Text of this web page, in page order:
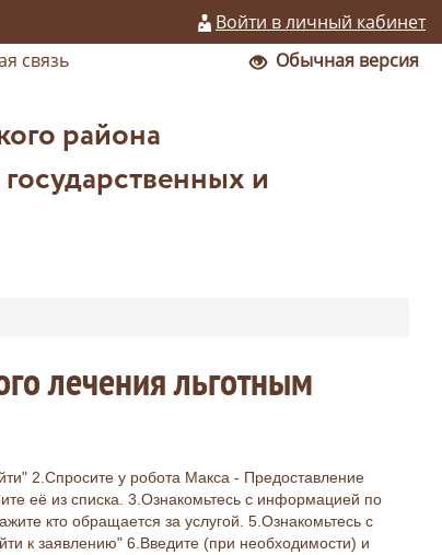
Войти в личный кабинет
связь Обычная версия
района
и
лечения льготным
2.Спросите у робота Макса - Предоставление
её из списка. 3.Ознакомьтесь с информацией по
кто обращается за услугой. 5.Ознакомьтесь с
к заявлению" 6.Введите (при необходимости) и